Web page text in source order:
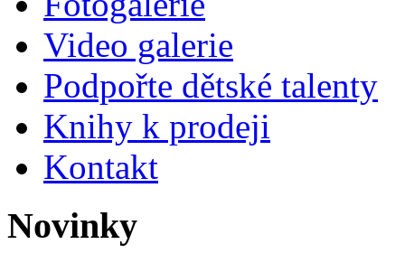
Video galerie
Podpořte dětské talenty
Knihy k prodeji
Kontakt
Novinky